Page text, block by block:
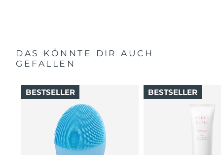
DAS KÖNNTE DIR AUCH
GEFALLEN
BESTSELLER BESTSELLER